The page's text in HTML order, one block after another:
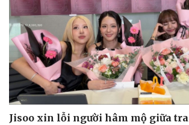
Jisoo xin lỗi người hâm mộ giữa